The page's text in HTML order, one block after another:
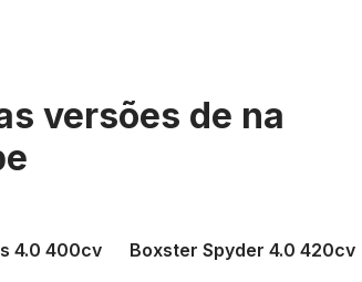
versões de na
4.0 400cv Boxster Spyder 4.0 420cv